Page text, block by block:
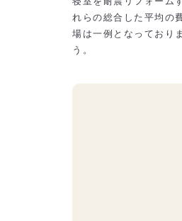
れらの総合した平均の
場は一例となっており
う。